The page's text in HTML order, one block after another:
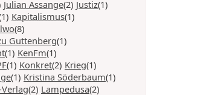
Julian Assange(2) Justiz(1)
Kapitalismus(1)
(8)
Guttenberg(1)
(1) KenFm(1)
(1) Konkret(2) Krieg(1)
(1) Kristina Söderbaum(1)
(2) Lampedusa(2)